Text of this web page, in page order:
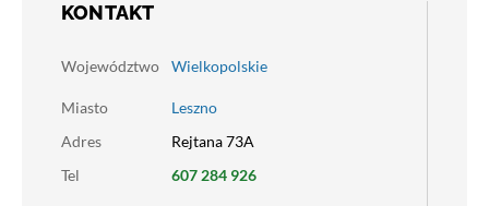
KONTAKT
Województwo Wielkopolskie
Miasto
Leszno
Adres
Rejtana 73A
Tel
607 284 926